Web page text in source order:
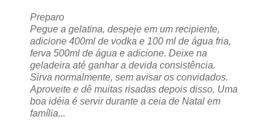
Preparo
Pegue a gelatina, despeje em um recipiente,
adicione 400ml de vodka e 100 ml de água fria,
ferva 500ml de água e adicione. Deixe na
geladeira até ganhar a devida consistência.
Sirva normalmente, sem avisar os convidados.
Aproveite e dê muitas risadas depois disso. Uma
boa idéia é servir durante a ceia de Natal em
família...